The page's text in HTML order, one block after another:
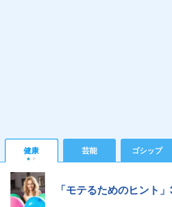
健康 芸能 ゴシップ
「モテるためのヒント